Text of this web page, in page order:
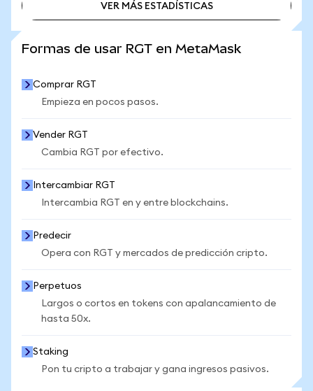
VER MÁS ESTADÍSTICAS
Formas de usar RGT en MetaMask
Comprar RGT
Empieza en pocos pasos.
Vender RGT
Cambia RGT por efectivo.
Intercambiar RGT
Intercambia RGT en y entre blockchains.
Predecir
Opera con RGT y mercados de predicción cripto.
Perpetuos
Largos o cortos en tokens con apalancamiento de
hasta 50x.
Staking
Pon tu cripto a trabajar y gana ingresos pasivos.